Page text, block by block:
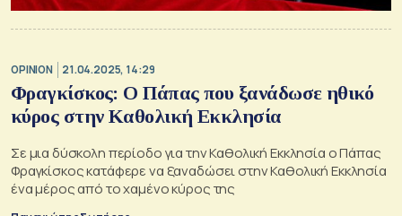
OPINION 21.04.2025, 14:29
Φραγκίσκος: Ο Πάπας που ξανάδωσε ηθικό
κύρος στην Καθολική Εκκλησία
Σε μια δύσκολη περίοδο για την Καθολική Εκκλησία ο Πάπας
Φραγκίσκος κατάφερε να ξαναδώσει στην Καθολική Εκκλησία
ένα μέρος από το χαμένο κύρος της